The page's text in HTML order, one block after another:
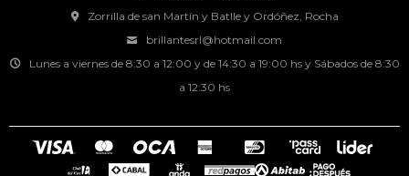
Zorrilla de san Martín y Batlle y Ordóñez, Rocha
brillantesrl@hotmail.com
Lunes a viernes de 8:30 a 12:00 y de 14:30 a 19:00 hs y Sábados de 8:30
a 12:30 hs